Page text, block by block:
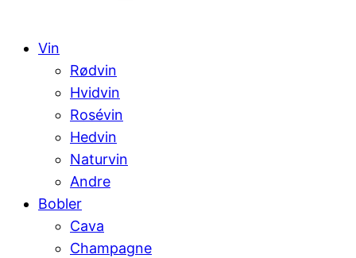
Vin
Rødvin
Hvidvin
Rosévin
Hedvin
Naturvin
Andre
Bobler
Cava
Champagne